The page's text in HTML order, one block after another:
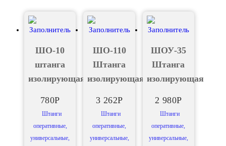
ШО-10
штанга
изолирующая
780Р
Штанги
оперативные,
универсальные,
ШО-110
Штанга
изолирующая
3 262Р
Штанги
оперативные,
универсальные,
ШОУ-35
Штанга
изолирующая
2 980Р
Штанги
оперативные,
универсальные,